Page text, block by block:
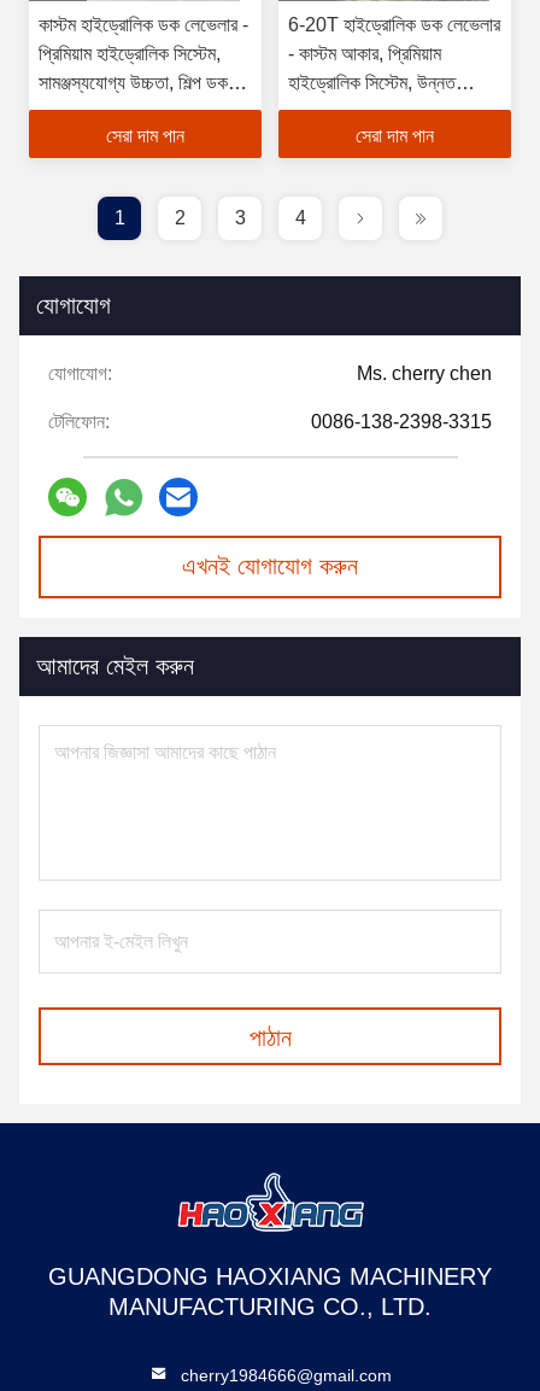
কাস্টম হাইড্রোলিক ডক লেভেলার -
প্রিমিয়াম হাইড্রোলিক সিস্টেম,
সামঞ্জস্যযোগ্য উচ্চতা, শিল্প ডক
সরঞ্জামের জন্য একাধিক রঙ
সেরা দাম পান
6-20T হাইড্রোলিক ডক লেভেলার
- কাস্টম আকার, প্রিমিয়াম
হাইড্রোলিক সিস্টেম, উন্নত
নিরাপত্তা এবং শিল্প লোডিং সরঞ্জাম
সেরা দাম পান
1 2 3 4
যোগাযোগ
যোগাযোগ: Ms. cherry chen
টেলিফোন: 0086-138-2398-3315
এখনই যোগাযোগ করুন
আমাদের মেইল করুন
পাঠান
GUANGDONG HAOXIANG MACHINERY
MANUFACTURING CO., LTD.
cherry1984666@gmail.com